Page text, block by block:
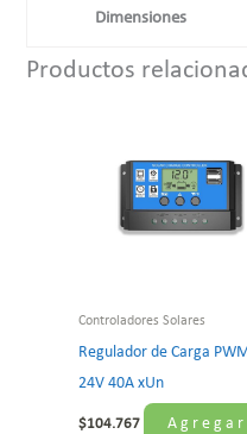
Dimensiones
Productos
Controladores Solares
Regulador de Carga
24V 40A xUn
$104.767
Agregar